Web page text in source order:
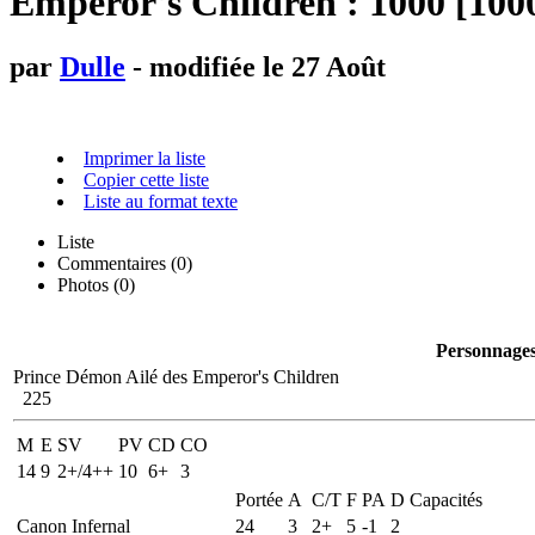
par Dulle - modifiée le 27 Août
Imprimer la liste
Copier cette liste
Liste au format texte
Liste
Commentaires (0)
Photos (0)
Prince Démon Ailé des Emperor's Children
225
M E SV PV CD CO
14 9 2+/4++ 10 6+ 3
Portée A C/T F PA D Capacités
Canon Infernal
24 3 2+ 5 -1
2